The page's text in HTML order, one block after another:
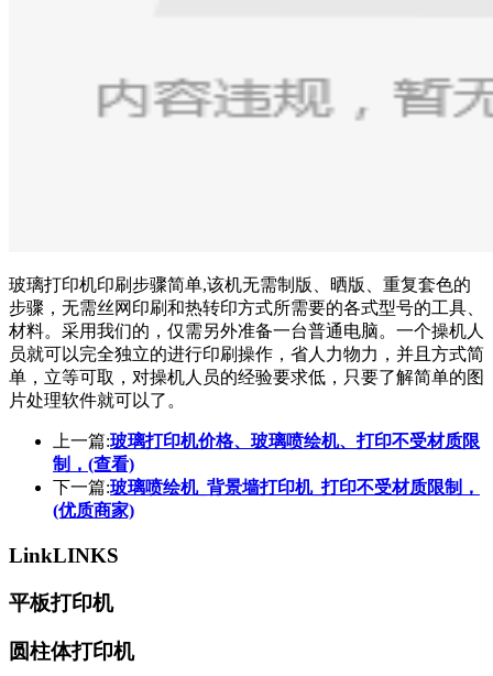
玻璃打印机印刷步骤简单,该机无需制版、晒版、重复套色的
步骤，无需丝网印刷和热转印方式所需要的各式型号的工具、
材料。采用我们的，仅需另外准备一台普通电脑。一个操机人
员就可以完全独立的进行印刷操作，省人力物力，并且方式简
单，立等可取，对操机人员的经验要求低，只要了解简单的图
片处理软件就可以了。
上一篇:玻璃打印机价格、玻璃喷绘机、打印不受材质限
制，(查看)
下一篇:玻璃喷绘机_背景墙打印机_打印不受材质限制，
(优质商家)
LinkLINKS
平板打印机
圆柱体打印机